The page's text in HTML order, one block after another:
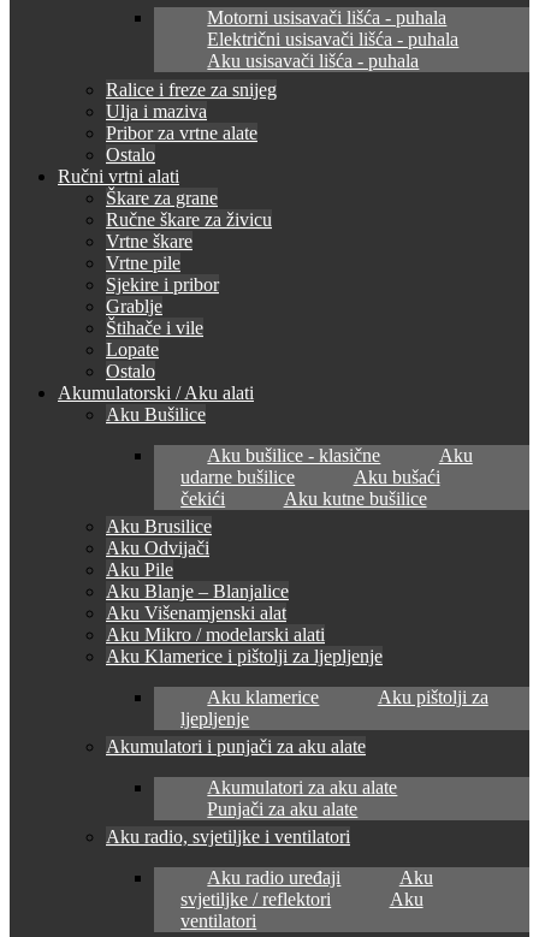
Motorni usisavači lišća - puhala
Električni usisavači lišća - puhala
Aku usisavači lišća - puhala
Ralice i freze za snijeg
Ulja i maziva
Pribor za vrtne alate
Ostalo
Ručni vrtni alati
Škare za grane
Ručne škare za živicu
Vrtne škare
Vrtne pile
Sjekire i pribor
Grablje
Štihače i vile
Lopate
Ostalo
Akumulatorski / Aku alati
Aku Bušilice
Aku bušilice - klasične
Aku
udarne bušilice
Aku bušaći
čekići
Aku kutne bušilice
Aku Brusilice
Aku Odvijači
Aku Pile
Aku Blanje – Blanjalice
Aku Višenamjenski alat
Aku Mikro / modelarski alati
Aku Klamerice i pištolji za ljepljenje
Aku klamerice
Aku pištolji za
ljepljenje
Akumulatori i punjači za aku alate
Akumulatori za aku alate
Punjači za aku alate
Aku radio, svjetiljke i ventilatori
Aku radio uređaji
Aku
svjetiljke / reflektori
Aku
ventilatori